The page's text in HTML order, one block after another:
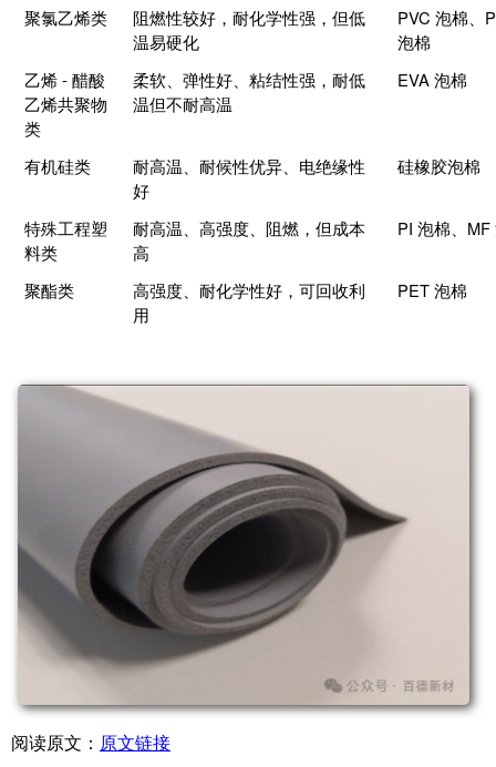
聚氯乙烯类
阻燃性较好，耐化学性强，但低
温易硬化
PVC 泡棉、
泡棉
乙烯 - 醋酸
乙烯共聚物
类
柔软、弹性好、粘结性强，耐低
温但不耐高温
EVA 泡棉
有机硅类
耐高温、耐候性优异、电绝缘性
好
硅橡胶泡棉
特殊工程塑
料类
耐高温、高强度、阻燃，但成本
高
PI 泡棉、MF
聚酯类
高强度、耐化学性好，可回收利
用
PET 泡棉
阅读原文： 原文链接